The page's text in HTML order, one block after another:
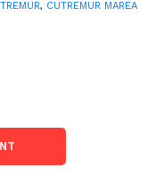
, CUTREMUR MAREA